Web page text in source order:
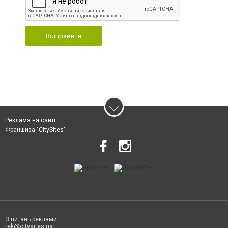
Відправити
Реклама на сайті
Франшиза "CitySites"
З питань реклами
rek@citysites.ua